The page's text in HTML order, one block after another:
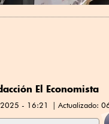
El Economista
- 16:21 Actualizado: